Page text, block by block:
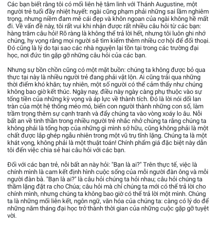
Các bạn biết rằng tôi có mối liên hệ tâm linh với Thánh Augustine, một
người trẻ tuổi đầy nhiệt huyết: ngài cũng phạm phải những sai lầm nghiêm
trọng, nhưng niềm đam mê cái đẹp và khôn ngoan của ngài không hề mất
đi. Về vấn đề này, tôi rất vui khi nhận được rất nhiều câu hỏi từ các bạn:
hàng trăm câu hỏi! Rõ ràng là không thể trả lời hết, nhưng tôi luôn ghi nhớ
chúng, hy vọng rằng mọi người sẽ tìm kiếm thêm nhiều cơ hội để đối thoại.
Đó cũng là lý do tại sao các nhà nguyện lại tồn tại trong các trường đại
học, nơi đức tin gặp gỡ những câu hỏi của các bạn.
Nhưng sự bồn chồn cũng có một mặt buồn: chúng ta không được bỏ qua
thực tại này là nhiều người trẻ đang phải vật lộn. Ai cũng trải qua những
thời điểm khó khăn; tuy nhiên, một số người có thể cảm thấy như chúng
không bao giờ kết thúc. Ngày nay, điều này ngày càng phụ thuộc vào sự
tống tiền của những kỳ vọng và áp lực về thành tích. Đó là lời nói dối lan
tràn của một hệ thống méo mó, biến con người thành những con số, làm
trầm trọng thêm sự cạnh tranh và đẩy chúng ta vào vòng xoáy lo âu. Nỗi
bất an về tinh thần trong nhiều người trẻ nhắc nhở chúng ta rằng chúng ta
không phải là tổng hợp của những gì mình sở hữu, cũng không phải là một
chất được lắp ghép ngẫu nhiên trong một vũ trụ tĩnh lặng. Chúng ta là một
khát vọng, không phải là một thuật toán! Chính phẩm giá đặc biệt này dẫn
tôi đến việc chia sẻ hai câu hỏi với các bạn.
Đối với các bạn trẻ, nỗi bất an này hỏi: "Bạn là ai?" Trên thực tế, việc là
chính mình là cam kết định hình cuộc sống của mỗi người đàn ông và mỗi
người đàn bà. "Bạn là ai?" là câu hỏi chúng ta hỏi nhau; câu hỏi chúng ta
thầm lặng đặt ra cho Chúa; câu hỏi mà chỉ chúng ta mới có thể trả lời cho
chính mình, nhưng chúng ta không bao giờ có thể trả lời một mình. Chúng
ta là những mối liên kết, ngôn ngữ, văn hóa của chúng ta: càng có lý do để
những năm tháng đại học trở thành thời gian của những cuộc gặp gỡ tuyệt
vời.